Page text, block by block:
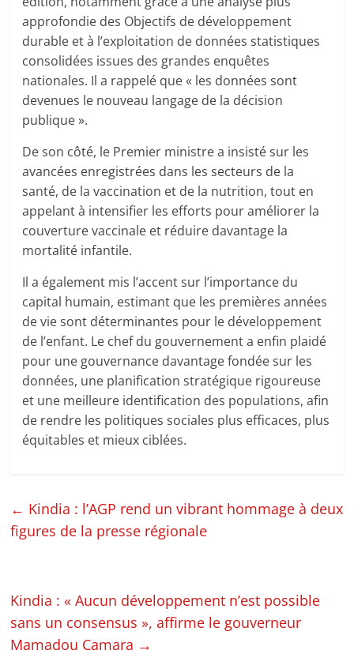
approfondie des Objectifs de développement
durable et à l’exploitation de données statistiques
consolidées issues des grandes enquêtes
nationales. Il a rappelé que « les données sont
devenues le nouveau langage de la décision
publique ».
De son côté, le Premier ministre a insisté sur les
avancées enregistrées dans les secteurs de la
santé, de la vaccination et de la nutrition, tout en
appelant à intensifier les efforts pour améliorer la
couverture vaccinale et réduire davantage la
mortalité infantile.
Il a également mis l’accent sur l’importance du
capital humain, estimant que les premières années
de vie sont déterminantes pour le développement
de l’enfant. Le chef du gouvernement a enfin plaidé
pour une gouvernance davantage fondée sur les
données, une planification stratégique rigoureuse
et une meilleure identification des populations, afin
de rendre les politiques sociales plus efficaces, plus
équitables et mieux ciblées.
← Kindia : l’AGP rend un vibrant hommage à deux
figures de la presse régionale
Kindia : « Aucun développement n’est possible
sans un consensus », affirme le gouverneur
Mamadou Camara →